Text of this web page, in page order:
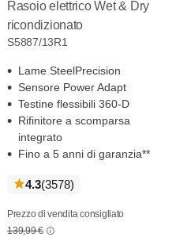
Rasoio elettrico Wet & Dry
ricondizionato
S5887/13R1
Lame SteelPrecision
Sensore Power Adapt
Testine flessibili 360-D
Rifinitore a scomparsa
integrato
Fino a 5 anni di garanzia**
4.3(3578recensioni
)
Prezzo di vendita consigliato
139,99 €